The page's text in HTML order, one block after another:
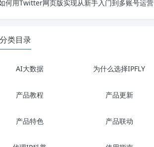
何用Twitter网页版实现从新手入门到多账号运营
分类目录
AI大数据 为什么选择IPFLY
产品教程 产品更新
产品特色 产品联动